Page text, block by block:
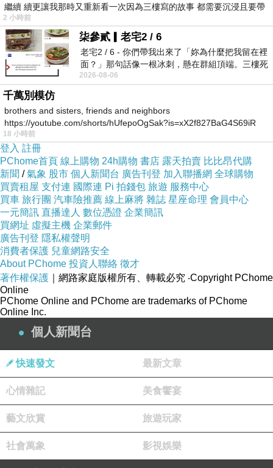
https://dict.revised.moe.edu.tw/dictView.jsp?
ID=123386&word=%E5%A1%B5%E6%B2%99#searchL
https://dict.revised.moe.edu.tw/dictView.jsp?
ID=29202&q=1&word=%E9%AB%AE
https://dict.revised.moe.edu.tw/dictView.jsp?
ID=92960&q=1&word=%E8%89%B1%E9%9B%A3
赦塵磨：免除多如塵沙的折磨
除髮難
赦塵磨禪師、除髮難禪師，是一組對仗。
同時之人，法號「對仗」且「同義」，暗示了「一
人雙化」神通。
從祂們的法號推測，
「赦塵磨禪師」、「除髮難禪師」，
極可能就是
「滅累如來」的「一人雙化」。
「一人雙化」或「一人多化」之案例：
「知器羅漢」一人雙化：行思禪師、賢覺禪師；
「護國羅漢」一人雙化：黃龍禪師、紫龍禪師；
「鹿頭羅漢」一人雙化：白鹿禪師、慧忠禪師；
「日陽羅漢」一人雙化：暉霽禪師、霽日禪師；
師、珀渟序禪師；
繼續 續更讓我那時又重新看一次因為三樓寫的故事 都需要沉浸且要帶
有
2 小時前
柒參貳▎老宅2 / 6
老宅2 / 6 - 你們帶我出來了「妳為什麼把我留在裡
面？」那句話像一根冰刺，懸在群組頂端。三樓死
死盯著照片裡的人。那個人確實站在
2026-08-06
千萬別模仿
brothers and sisters, friends and neighbors
https://youtube.com/shorts/hUfepoOgSak?is=xX2f827BaG4S69iR
https
18 小時前
登入 註冊
PChome首頁 線上購物 24h購物 書店 露天拍賣 比比昂代購
新聞 /氣象 股市 個人新聞台 廣告刊登 加入聯播網 全球購物
買賣租屋 支付連 國際連 Pi 拍錢包 旅遊 服務中心
買車 旅行團 汽車險推薦 線上麻將 雜誌 星座命理 會員中心
一元簡訊 直播達人 數位憑證 企業簡訊
買網址 虛擬主機 企業郵件
廣告刊登 隱私權聲明
消費者保護 兒童網路安全
About PChome 投資人聯絡 徵才
著作權保護 ｜網路家庭版權所有、轉載必究 ‧Copyright PChome
Online
PChome Online and PChome are trademarks of PChome
Online Inc.
個人新聞台
快速發文 最新文章
心情雜記 美食饗宴
藝文欣賞 旅遊玩家
社會萬象 影視娛樂